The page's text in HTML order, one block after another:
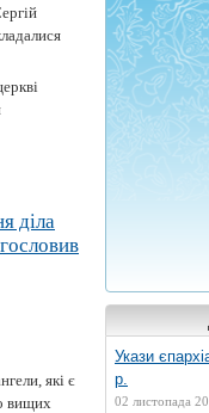
діла
які є
вищих
Укази
р.
02 листопада